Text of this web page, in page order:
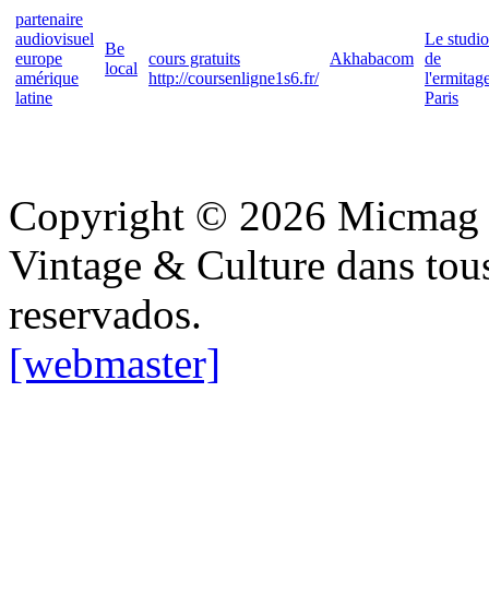
partenaire
audiovisuel
europe
amérique
latine
Be
local
cours gratuits
http://coursenligne1s6.fr/
Akhabacom
Le studio
de
Paris
Copyright © 2026 Micmag
Vintage & Culture dans
reservados.
[webmaster]